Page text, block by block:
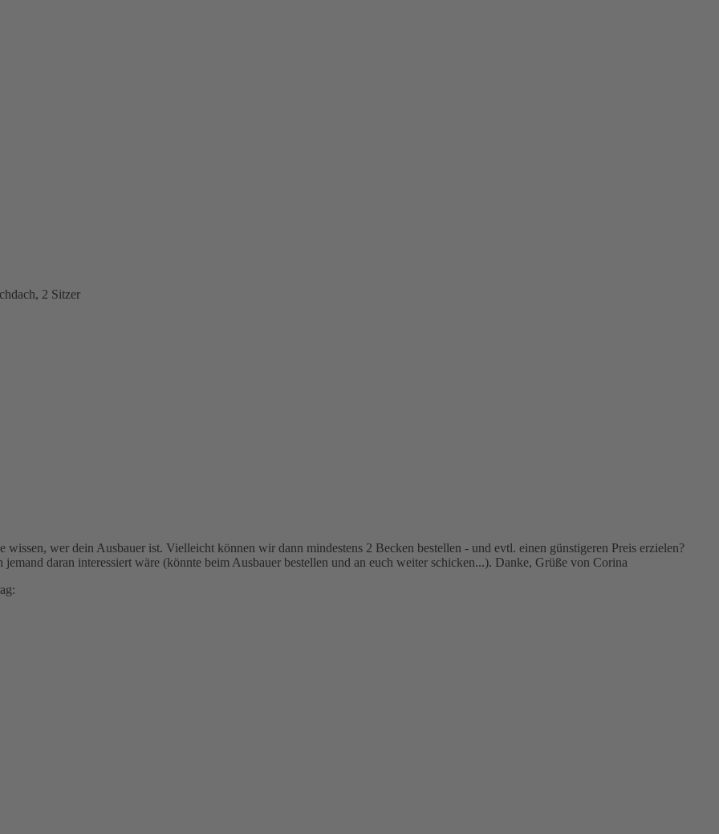
2 Sitzer
wer dein Ausbauer ist. Vielleicht können wir dann mindestens 2 Becken bestellen - und evtl. einen günstigeren Preis erzielen?
daran interessiert wäre (könnte beim Ausbauer bestellen und an euch weiter schicken...). Danke, Grüße von Corina